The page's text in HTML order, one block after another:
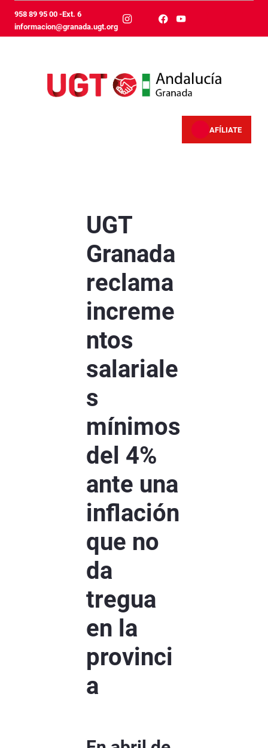
メインコンテンツにスキップ
958 89 95 00 -Ext. 6
informacion@granada.ugt.org
AFÍLIATE
UGT
Granada
reclama
increme
ntos
salariale
s
mínimos
del 4%
ante una
inflación
que no
da
tregua
en la
provinci
a